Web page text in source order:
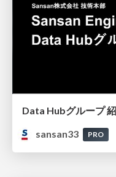
Data Hubグループ
sansan33
PRO